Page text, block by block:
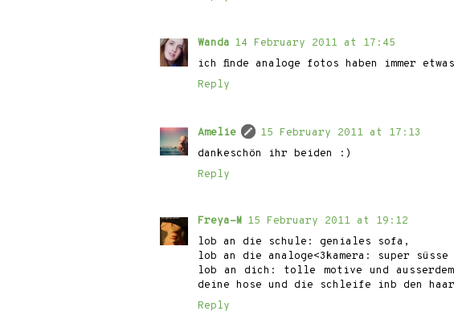
Wanda 14 February 2011 at 17:45
ich finde analoge fotos haben immer
Reply
Amelie
15 February 2011 at 17:13
dankeschön ihr beiden :)
Reply
Freya-M 15 February 2011 at 19:12
lob an die schule: geniales sofa,
lob an die analoge<3kamera: super
lob an dich: tolle motive und
deine hose und die schleife inb den
Reply